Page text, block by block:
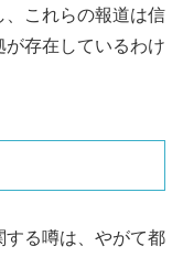
、これらの報道は信
存在しているわけ
する噂は、やがて都